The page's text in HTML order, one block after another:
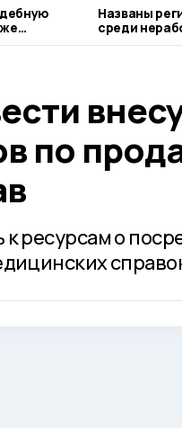
Названы
среди
рублей
по
ресурсам о